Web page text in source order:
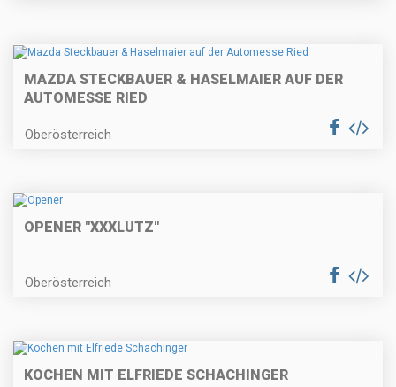
MAZDA STECKBAUER & HASELMAIER AUF DER
AUTOMESSE RIED
Oberösterreich
OPENER "XXXLUTZ"
Oberösterreich
KOCHEN MIT ELFRIEDE SCHACHINGER